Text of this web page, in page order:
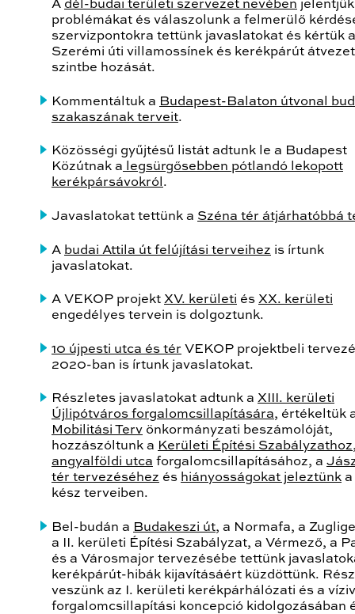
A dél-budai területi szervezet nevében
problémákat és válaszolunk a felmerülő
szervizpontokra tettünk javaslatokat és kértük a
Szerémi úti villamossínek és kerékpárút
szintbe hozását.
Kommentáltuk a Budapest-Balaton útvonal
szakaszának terveit.
Közösségi gyűjtésű listát adtunk le a Budapest
Közútnak a legsürgősebben pótlandó lekopott
kerékpársávokról .
Javaslatokat tettünk a Széna tér átjárhatóbbá
A budai Attila út felújítási terveihez is írtunk
javaslatokat.
A VEKOP projekt XV. kerületi és XX. kerületi
engedélyes tervein is dolgoztunk.
10 újpesti utca és tér VEKOP projektbeli
2020-ban is írtunk javaslatokat.
Részletes javaslatokat adtunk a XIII. kerületi
Újlipótváros forgalomcsillapítására, értékeltük
Mobilitási Terv önkormányzati beszámolóját,
hozzászóltunk a Kerületi Építési Szabályzathoz
angyalföldi utca forgalomcsillapításához, a
tér tervezéséhez és hiányosságokat jeleztünk a
kész terveiben.
Bel-budán a Budakeszi út, a Normafa, a
a II. kerületi Építési Szabályzat, a Vérmező, a
és a Városmajor tervezésébe tettünk
kerékpárút-hibák kijavításáért küzdöttünk.
veszünk az I. kerületi kerékpárhálózati és a
forgalomcsillapítási koncepció kidolgozásában